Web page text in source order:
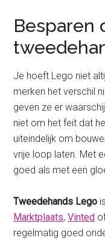
Besparen
Je hoeft Lego niet
merken het verschil
geven ze er
niet om het feit dat
uiteindelijk om
vrije loop laten. Met
goed als met een
Tweedehands Lego
Marktplaats,Vinted
regelmatig goed